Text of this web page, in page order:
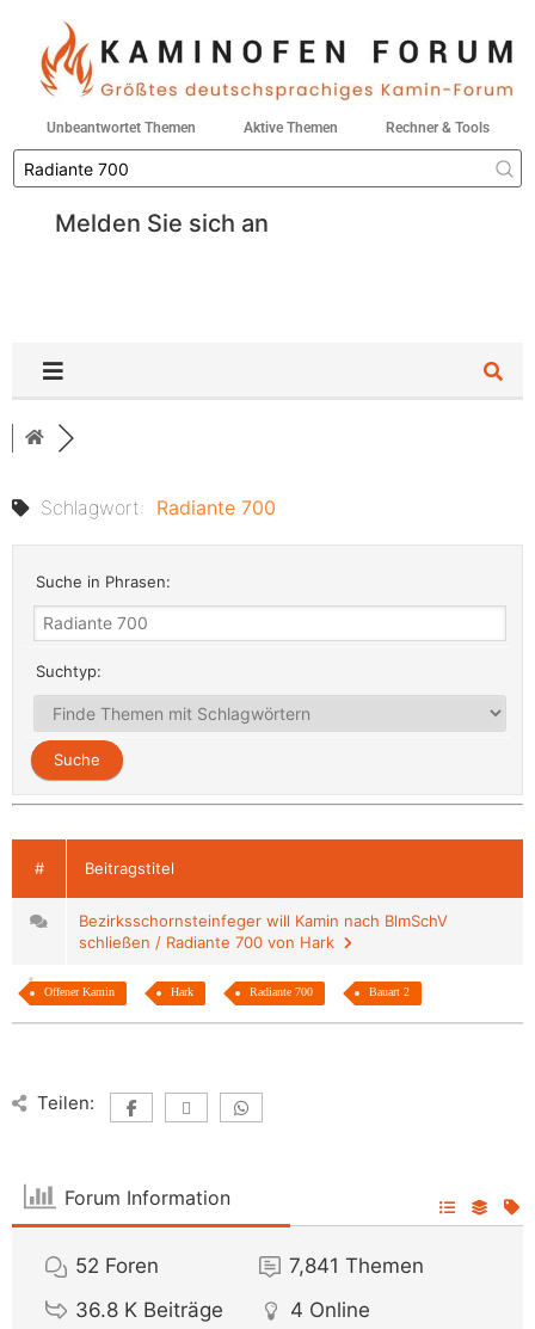
Unbeantwortet Themen Aktive Themen Rechner & Tools
Melden Sie sich an
Schlagwort: Radiante 700
Suche in Phrasen:
Suchtyp:
# Beitragstitel
Bezirksschornsteinfeger will Kamin nach BlmSchV
schließen / Radiante 700 von Hark
Offener Kamin Hark Radiante 700 Bauart 2
Teilen:
Forum Information
52 Foren 7,841 Themen
36.8 K Beiträge 4 Online